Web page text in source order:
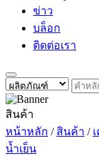
ข่าว
บล็อก
ติดต่อเรา
สินค้า
หน้าหลัก / สินค้า /
น้ำเย็น